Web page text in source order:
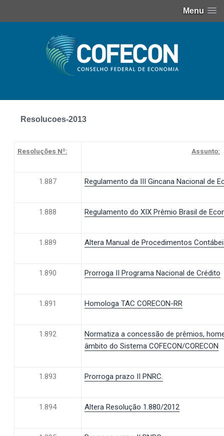
Menu
Resolucoes-2013
Resoluções Nº: Assunto:
1.887 Regulamento da III Gincana Nacional de
1.888 Regulamento do XIX Prêmio Brasil de
1.889 Altera Manual de Procedimentos
1.890 Prorroga II Programa Nacional de Crédito
1.891 Homologa TAC CORECON-RR
1.892
Normatiza a concessão de prêmios,
âmbito do Sistema COFECON/CORECON
1.893 Prorroga prazo II PNRC.
1.894 Altera Resolução 1.880/2012